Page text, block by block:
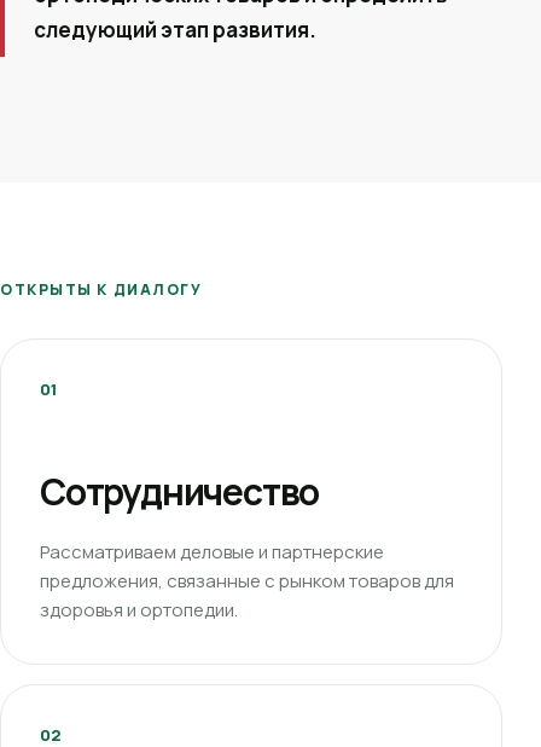
следующий этап развития.
ОТКРЫТЫ К ДИАЛОГУ
01
Сотрудничество
Рассматриваем деловые и партнерские
предложения, связанные с рынком товаров для
здоровья и ортопедии.
02